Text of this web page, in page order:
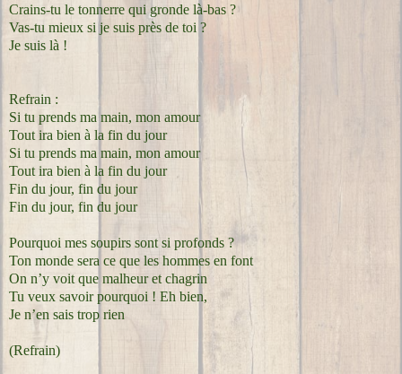
Crains-tu le tonnerre qui gronde là-bas ?
Vas-tu mieux si je suis près de toi ?
Je suis là !
Refrain :
Si tu prends ma main, mon amour
Tout ira bien à la fin du jour
Si tu prends ma main, mon amour
Tout ira bien à la fin du jour
Fin du jour, fin du jour
Fin du jour, fin du jour
Pourquoi mes soupirs sont si profonds ?
Ton monde sera ce que les hommes en font
On n’y voit que malheur et chagrin
Tu veux savoir pourquoi ! Eh bien,
Je n’en sais trop rien
(Refrain)